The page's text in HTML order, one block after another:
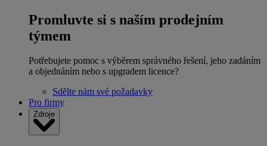
Promluvte si s naším prodejním
týmem
Potřebujete pomoc s výběrem správného řešení, jeho zadáním
a objednáním nebo s upgradem licence?
Sdělte nám své požadavky
Pro firmy
Zdroje